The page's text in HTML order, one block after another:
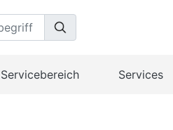
Servicebereich Services